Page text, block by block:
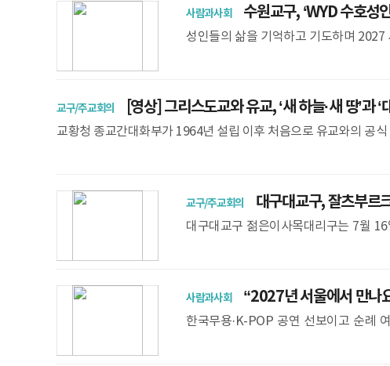
사람과사회수원교구, ‘WYD 수호성
성인들의 삶을 기억하고 기도하며 2027
유해 순례가 수원교구에서 시작됐다.
교구/주교회의 [영상] 그리스도교와 유교, ‘새 하늘·새 땅’과 ‘
교황청 종교간대화부가 1964년 설립 이후 처음으로 유교와의 공
교구/주교회의 대구대교구, 잘츠부르
대구대교구 젊은이사목대리구는 7월
방문해 ‘2026 청년교류모임’을 가졌
사람과사회“2027년 서울에서 만나
한국무용·K-POP 공연 선보이고 순례
길, 서울로 이어지길”서울대교구 청소